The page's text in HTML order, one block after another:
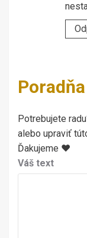
Poradňa
Potrebujete
alebo upraviť
Ďakujeme ♥
Váš text